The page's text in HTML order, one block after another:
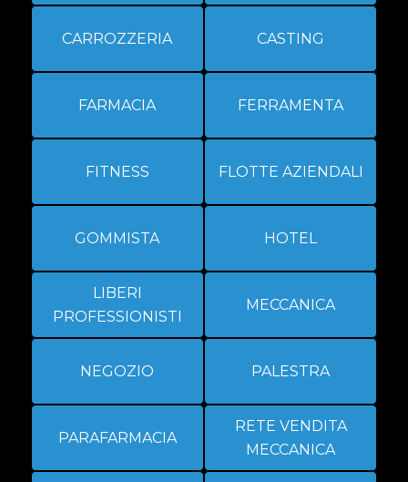
CARROZZERIA CASTING
FARMACIA FERRAMENTA
FITNESS FLOTTE AZIENDALI
GOMMISTA HOTEL
LIBERI
PROFESSIONISTI
MECCANICA
NEGOZIO PALESTRA
PARAFARMACIA
RETE VENDITA
MECCANICA